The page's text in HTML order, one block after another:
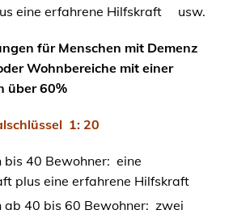
eine erfahrene Hilfskraft usw.
für Menschen mit Demenz
Wohnbereiche mit einer
über 60%
1: 20
bis 40 Bewohner: eine
plus eine erfahrene Hilfskraft
ab 40 bis 60 Bewohner: zwei